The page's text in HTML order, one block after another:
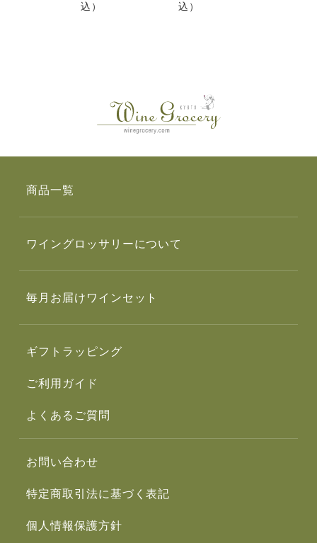
込）
込）
商品一覧
ワイングロッサリーについて
毎月お届けワインセット
ギフトラッピング
ご利用ガイド
よくあるご質問
お問い合わせ
特定商取引法に基づく表記
個人情報保護方針